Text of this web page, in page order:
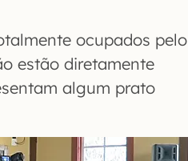
ocupados pelo
estão diretamente
algum prato